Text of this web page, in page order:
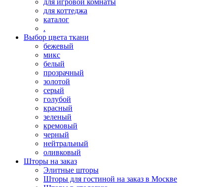
для коттеджа
каталог
.
Выбор цвета ткани
бежевый
микс
белый
прозрачный
золотой
серый
голубой
красный
зеленый
кремовый
черный
нейтральный
оливковый
Шторы на заказ
Элитные шторы
Шторы для гостиной на заказ в Москве